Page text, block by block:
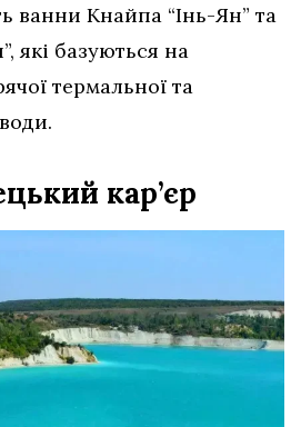
ванни Кнайпа “Інь-Ян” та
які базуються на
термальної та
кар’єр